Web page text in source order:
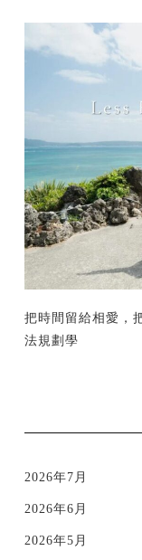
把時間留給相愛，
法規劃學
2026年7月
2026年6月
2026年5月